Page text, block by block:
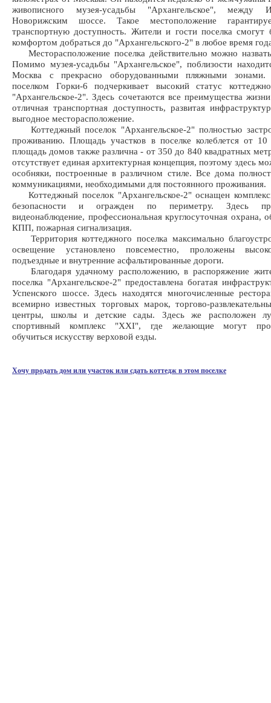
живописного музея-усадьбы "Архангельское", между
Новорижским шоссе. Такое местоположение
транспортную доступность. Жители и гости поселка смогут
комфортом добраться до "Архангельского-2" в любое время
Месторасположение поселка действительно можно
Помимо музея-усадьбы "Архангельское", поблизости
Москва с прекрасно оборудованными пляжными зонами.
поселком Горки-6 подчеркивает высокий статус
"Архангельское-2". Здесь сочетаются все преимущества
отличная транспортная доступность, развитая
выгодное месторасположение.
Коттеджный поселок "Архангельское-2" полностью
проживанию. Площадь участков в поселке колеблется от
площадь домов также различна - от 350 до 840 квадратных
отсутствует единая архитектурная концепция, поэтому здесь
особняки, построенные в различном стиле. Все дома
коммуникациями, необходимыми для постоянного проживания.
Коттеджный поселок "Архангельское-2" оснащен
безопасности и огражден по периметру. Здесь
видеонаблюдение, профессиональная круглосуточная охрана,
КПП, пожарная сигнализация.
Территория коттеджного поселка максимально
освещение установлено повсеместно, проложены
подъездные и внутренние асфальтированные дороги.
Благодаря удачному расположению, в распоряжение
поселка "Архангельское-2" предоставлена богатая
Успенского шоссе. Здесь находятся многочисленные
всемирно известных торговых марок, торгово-
центры, школы и детские сады. Здесь же расположен
спортивный комплекс "XXI", где желающие могут
обучиться искусству верховой езды.
Хочу продать дом или участок или сдать коттедж в этом поселке